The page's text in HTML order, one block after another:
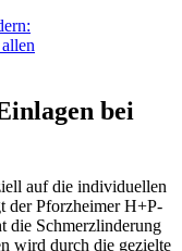
bei
auf die individuellen
der Pforzheimer H+P-
die Schmerzlinderung
wird durch die gezielte